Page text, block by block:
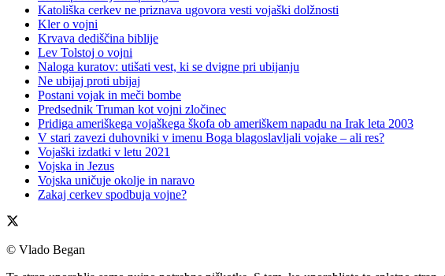
Katoliška cerkev ne priznava ugovora vesti vojaški dolžnosti
Kler o vojni
Krvava dediščina biblije
Lev Tolstoj o vojni
Naloga kuratov: utišati vest, ki se dvigne pri ubijanju
Ne ubijaj proti ubijaj
Postani vojak in meči bombe
Predsednik Truman kot vojni zločinec
Pridiga ameriškega vojaškega škofa ob ameriškem napadu na Irak leta 2003
V stari zavezi duhovniki v imenu Boga blagoslavljali vojake – ali res?
Vojaški izdatki v letu 2021
Vojska in Jezus
Vojska uničuje okolje in naravo
Zakaj cerkev spodbuja vojne?
© Vlado Began